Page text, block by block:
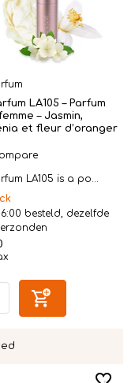
LA105 – Parfum
– Jasmin,
et fleur d’oranger
LA105 is a po...
besteld, dezelfde